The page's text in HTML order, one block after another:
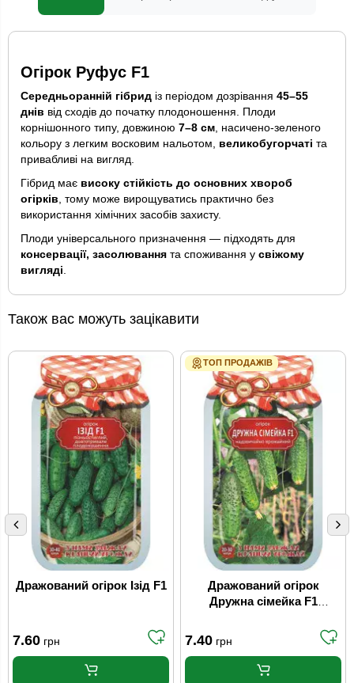
Огірок Руфус F1
Середньоранній гібрид із періодом дозрівання 45–55
днів від сходів до початку плодоношення. Плоди
корнішонного типу, довжиною 7–8 см, насичено-зеленого
кольору з легким восковим нальотом, великобугорчаті та
привабливі на вигляд.
Гібрид має високу стійкість до основних хвороб
огірків, тому може вирощуватись практично без
використання хімічних засобів захисту.
Плоди універсального призначення — підходять для
консервації, засолювання та споживання у свіжому
вигляді.
Також вас можуть зацікавити
Дражований огірок Ізід F1
7.60 грн
ТОП ПРОДАЖІВ
Дражований огірок
Дружна сімейка F1
7.40 грн